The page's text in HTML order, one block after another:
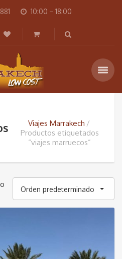
10:00 – 18:00
Viajes Marrakech
Productos etiquetados
“viajes marruecos”
Orden predeterminado